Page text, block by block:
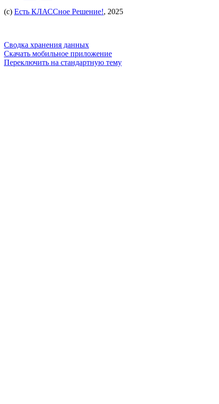
(c) Есть КЛАССное Решение!, 2025
Сводка хранения данных
Скачать мобильное приложение
Переключить на стандартную тему